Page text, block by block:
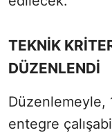
TEKNİK
DÜZENLENDİ
Düzenlemeyle,
entegre